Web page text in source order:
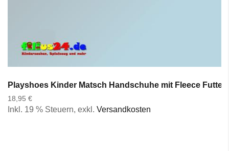
Playshoes Kinder Matsch Handschuhe mit Fleece
18,95 €
Inkl. 19 % Steuern, exkl. Versandkosten